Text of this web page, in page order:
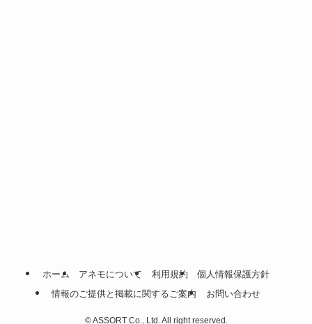
ホーム アネモについて 利用規約
個人情報保護方針
情報のご提供と掲載に関するご案内
お問い合わせ
©ASSORT Co., Ltd. All right reserved.